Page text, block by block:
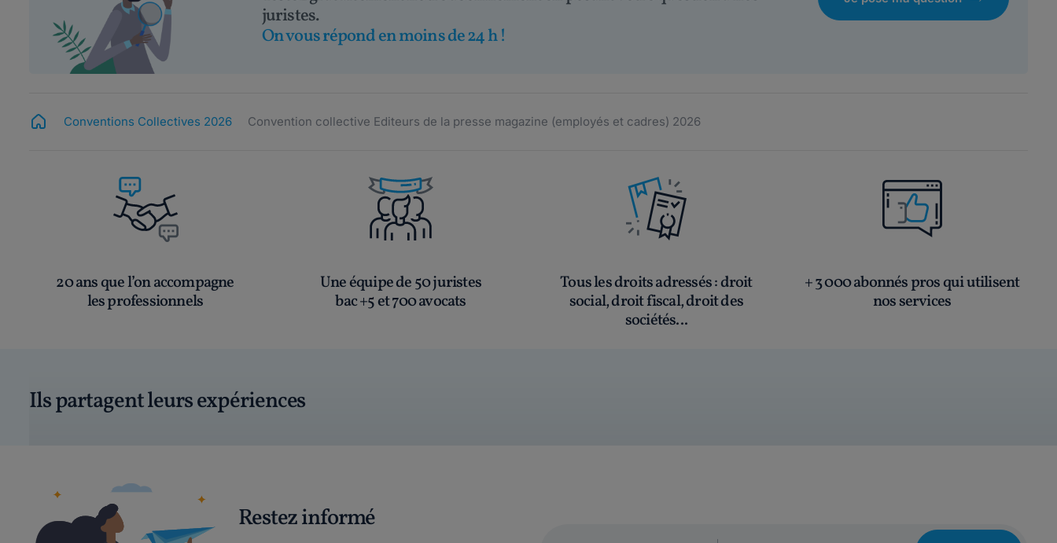
juristes.
On vous répond en moins de 24 h !
Conventions Collectives 2026 Convention collective Editeurs de la presse magazine (employés et cadres) 2026
20 ans que l’on accompagne
les professionnels
Une équipe de 50 juristes
bac +5 et 700 avocats
Tous les droits adressés: droit
social, droit fiscal, droit des
sociétés...
+ 3 000 abonnés pros qui utilisent
nos services
Ils partagent leurs expériences
Restez informé